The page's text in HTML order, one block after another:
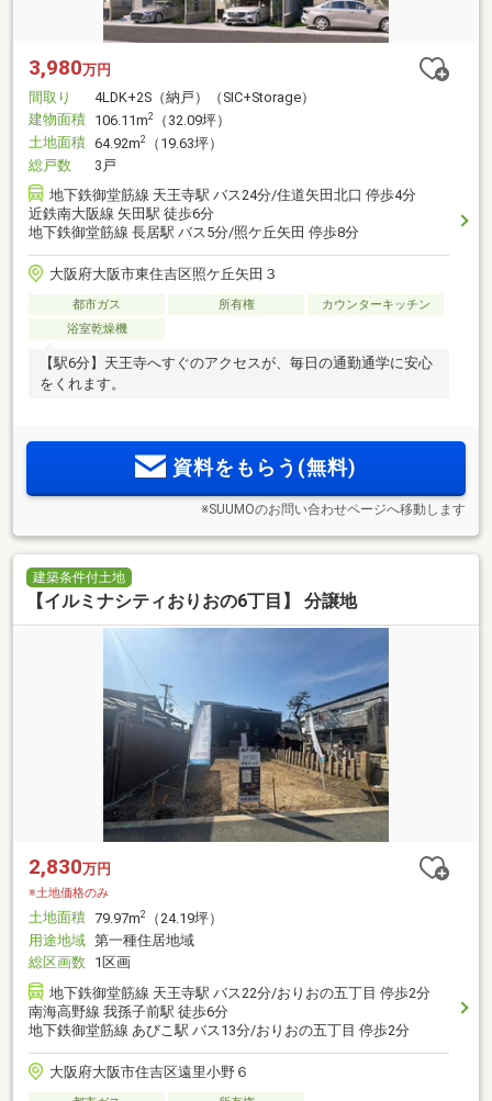
3,980万円
間取り
4LDK+2S（納戸）（SIC+Storage）
建物面積 106.11m2
（32.09坪）
土地面積 64.92m2
（19.63坪）
総戸数
3戸
地下鉄御堂筋線 天王寺駅 バス24分/住道矢田北口 停歩4分
近鉄南大阪線 矢田駅 徒歩6分
地下鉄御堂筋線 長居駅 バス5分/照ケ丘矢田 停歩8分
大阪府大阪市東住吉区照ケ丘矢田３
都市ガス 所有権
カウンターキッチン
浴室乾燥機
【駅6分】天王寺へすぐのアクセスが、毎日の通勤通学に安心
をくれます。
資料をもらう(無料)
※SUUMOのお問い合わせページへ移動します
建築条件付土地
【イルミナシティおりおの6丁目】 分譲地
2,830万円
※土地価格のみ
土地面積 79.97m2
（24.19坪）
用途地域 第一種住居地域
総区画数 1区画
地下鉄御堂筋線 天王寺駅 バス22分/おりおの五丁目 停歩2分
南海高野線 我孫子前駅 徒歩6分
地下鉄御堂筋線 あびこ駅 バス13分/おりおの五丁目 停歩2分
大阪府大阪市住吉区遠里小野６